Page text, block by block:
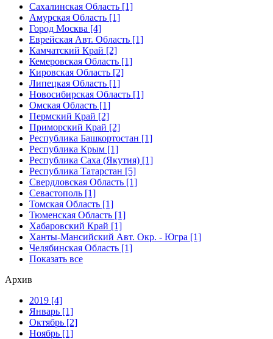
Сахалинская Область [1]
Амурская Область [1]
Город Москва [4]
Еврейская Авт. Область [1]
Камчатский Край [2]
Кемеровская Область [1]
Кировская Область [2]
Липецкая Область [1]
Новосибирская Область [1]
Омская Область [1]
Пермский Край [2]
Приморский Край [2]
Республика Башкортостан [1]
Республика Крым [1]
Республика Саха (Якутия) [1]
Республика Татарстан [5]
Свердловская Область [1]
Севастополь [1]
Томская Область [1]
Тюменская Область [1]
Хабаровский Край [1]
Ханты-Мансийский Авт. Окр. - Югра [1]
Челябинская Область [1]
Показать все
Архив
2019 [4]
Январь [1]
Октябрь [2]
Ноябрь [1]